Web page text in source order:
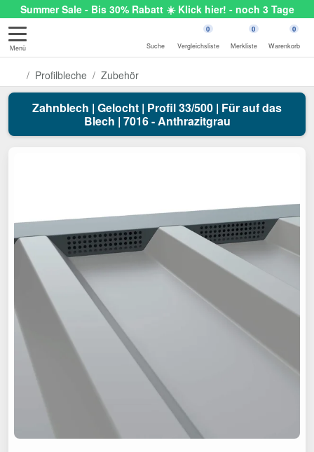
Summer Sale - Bis 30% Rabatt ☀️ Klick hier! - noch 3 Tage
Menü Suche
0
Vergleichsliste
0
Merkliste
0
Warenkorb
Profilbleche Zubehör
Zahnblech | Gelocht | Profil 33/500 | Für auf das
Blech | 7016 - Anthrazitgrau